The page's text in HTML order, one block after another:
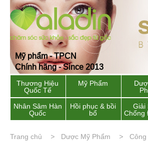
Mỹ phẩm - TPCN
Chính hãng - Since 2013
Thương Hiệu
Quốc Tế
Mỹ Phẩm
Nhân Sâm Hàn
Quốc
Hồi phục & bồi
bổ
Giải
Chống
Trang chủ Dược Mỹ Phẩm